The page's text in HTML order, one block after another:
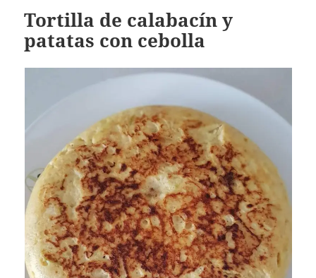
Tortilla de calabacín y
patatas con cebolla